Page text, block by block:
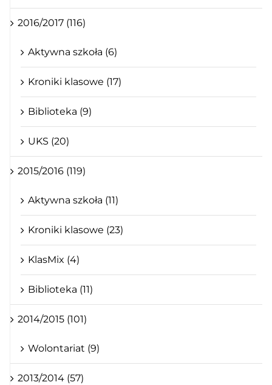
2016/2017 (116)
Aktywna szkoła (6)
Kroniki klasowe (17)
Biblioteka (9)
UKS (20)
2015/2016 (119)
Aktywna szkoła (11)
Kroniki klasowe (23)
KlasMix (4)
Biblioteka (11)
2014/2015 (101)
Wolontariat (9)
2013/2014 (57)